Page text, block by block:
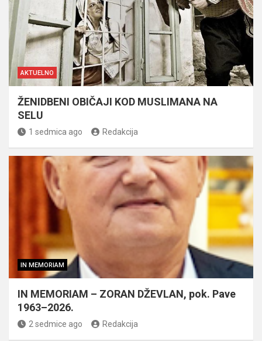
AKTUELNO
ŽENIDBENI OBIČAJI KOD MUSLIMANA NA
SELU
1 sedmica ago Redakcija
IN MEMORIAM
IN MEMORIAM – ZORAN DŽEVLAN, pok. Pave
1963–2026.
2 sedmice ago Redakcija